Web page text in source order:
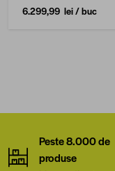
6.299,99 lei/ buc
Peste 8.000 de
produse